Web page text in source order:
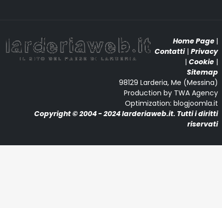
Home Page |
Contatti| Privacy
| Cookie |
Sitemap
98129 Larderia, Me (Messina)
Production by TWA Agency
Optimization: blogjoomla.it
Copyright © 2004 - 2024 larderiaweb.it. Tutti i diritti
riservati